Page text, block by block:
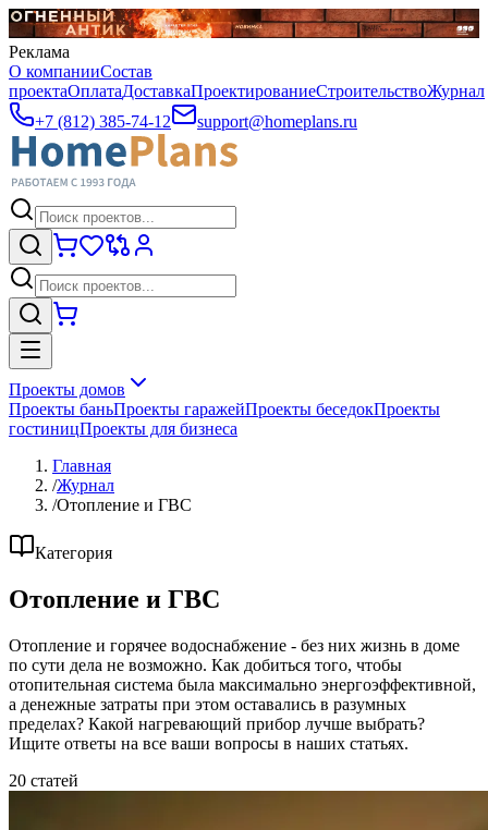
Реклама
О компанииСостав
проектаОплатаДоставкаПроектированиеСтроительствоЖурнал
+7 (812) 385-74-12
support@homeplans.ru
Проекты домов
Проекты баньПроекты гаражейПроекты беседокПроекты
гостиницПроекты для бизнеса
Главная
/Журнал
/Отопление и ГВС
Категория
Отопление и ГВС
Отопление и горячее водоснабжение - без них жизнь в доме
по сути дела не возможно. Как добиться того, чтобы
отопительная система была максимально энергоэффективной,
а денежные затраты при этом оставались в разумных
пределах? Какой нагревающий прибор лучше выбрать?
Ищите ответы на все ваши вопросы в наших статьях.
20 статей